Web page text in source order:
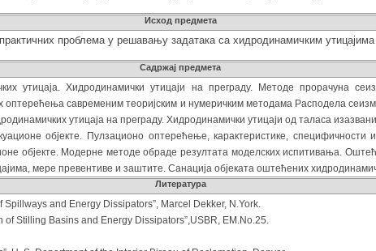
Исход предмета
проблема у решавању задатака са хидродинамичким утицајима
Садржај предмета
утицаја. Хидродинамички утицаји на преграду. Методе прорачуна
оптерећења савременим теоријским и нумеричким методама Расподела
утицаја на преграду. Хидродинамички утицаји од таласа
објекте. Пулзационо оптерећење, карактеристике,
објекте. Модерне методе обраде резултата моделских испитивања.
мере превентиве и заштите. Санација објеката оштећених
Литература
of Spillways and Energy Dissipators”, Marcel Dekker, N.York.
of Stilling Basins and Energy Dissipators”,USBR, EМ.No.25.